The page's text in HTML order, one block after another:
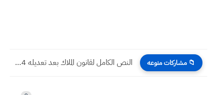
📁 مشاركات منوعه النص الكامل لقانون الملاك بعد تعديله 2024